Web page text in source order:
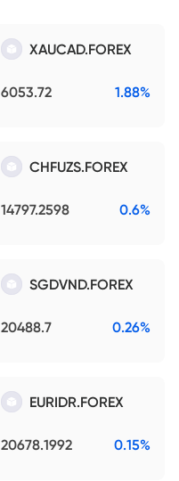
XAUCAD.FOREX
6053.72 1.88%
CHFUZS.FOREX
14797.2598 0.6%
SGDVND.FOREX
20488.7 0.26%
EURIDR.FOREX
20678.1992 0.15%